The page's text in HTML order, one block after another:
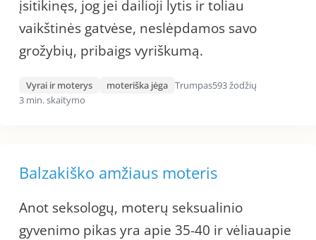
įsitikinęs, jog jei dailioji lytis ir toliau
vaikštinės gatvėse, neslėpdamos savo
grožybių, pribaigs vyriškumą.
Vyrai ir moterys moteriška jėga Trumpas593 žodžių
3 min. skaitymo
Balzakiško amžiaus moteris
Anot seksologų, moterų seksualinio
gyvenimo pikas yra apie 35-40 ir vėliauapie